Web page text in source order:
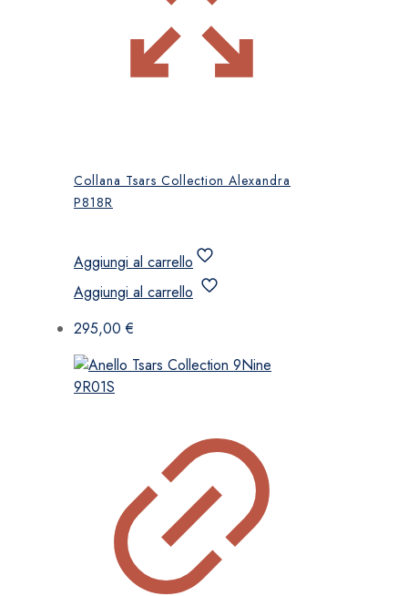
Collana Tsars Collection Alexandra
P818R
Aggiungi al carrello
Aggiungi al carrello
295,00€